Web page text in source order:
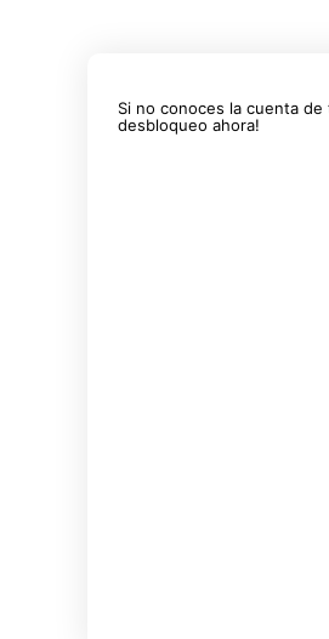
Si no conoces la cuenta
desbloqueo ahora!